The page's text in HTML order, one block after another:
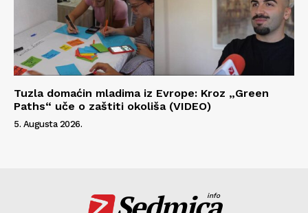
Tuzla domaćin mladima iz Evrope: Kroz „Green
Paths“ uče o zaštiti okoliša (VIDEO)
5. Augusta 2026.
info